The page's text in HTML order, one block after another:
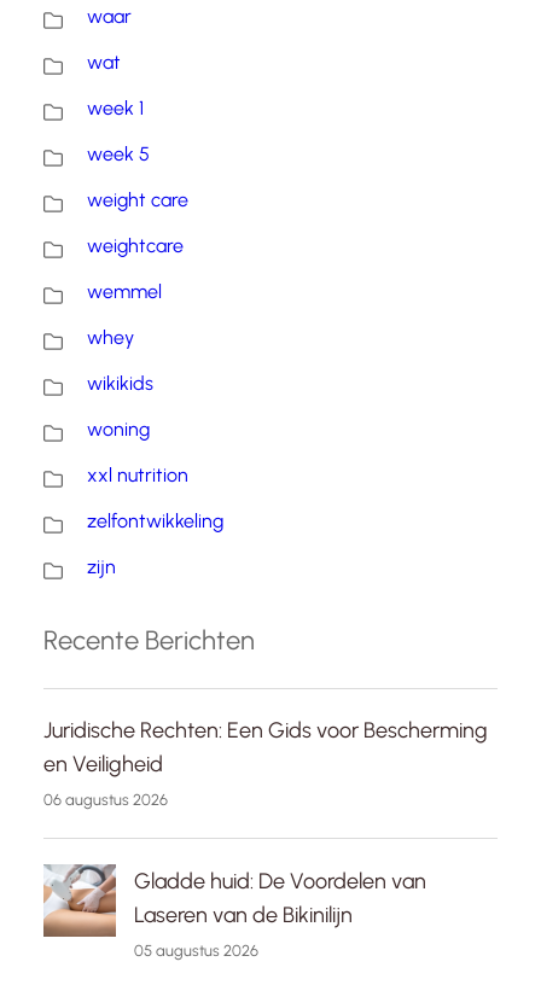
waar
wat
week 1
week 5
weight care
weightcare
wemmel
whey
wikikids
woning
xxl nutrition
zelfontwikkeling
zijn
Recente Berichten
Juridische Rechten: Een Gids voor Bescherming
en Veiligheid
06 augustus 2026
Gladde huid: De Voordelen van
Laseren van de Bikinilijn
05 augustus 2026